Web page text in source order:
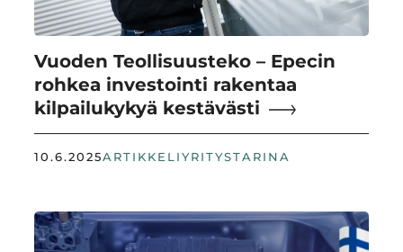
Vuoden Teollisuusteko – Epecin
rohkea investointi rakentaa
kilpailukykyä kestävästi
10.6.2025ARTIKKELIYRITYSTARINA